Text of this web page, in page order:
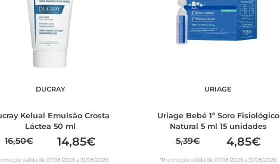
DUCRAY
Kelual Emulsão Crosta
Láctea 50 ml
16,50€ 14,85€
válida de 01/08/2026 a 31/08/2026
URIAGE
Uriage Bebé 1º Soro Fisiológico
Natural 5 ml 15 unidades
5,39€ 4,85€
*Promoção válida de 01/08/2026 a 31/08/2026